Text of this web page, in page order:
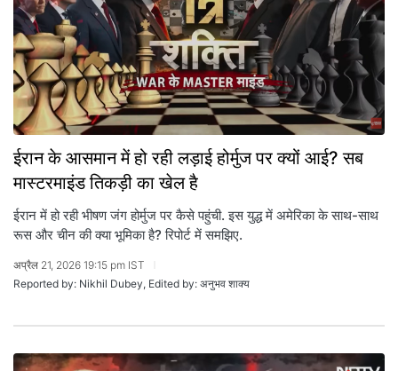
ईरान के आसमान में हो रही लड़ाई होर्मुज पर क्यों आई? सब
मास्टरमाइंड तिकड़ी का खेल है
ईरान में हो रही भीषण जंग होर्मुज पर कैसे पहुंची. इस युद्ध में अमेरिका के साथ-साथ
रूस और चीन की क्या भूमिका है? रिपोर्ट में समझिए.
अप्रैल 21, 2026 19:15 pm IST
Reported by: Nikhil Dubey, Edited by: अनुभव शाक्य